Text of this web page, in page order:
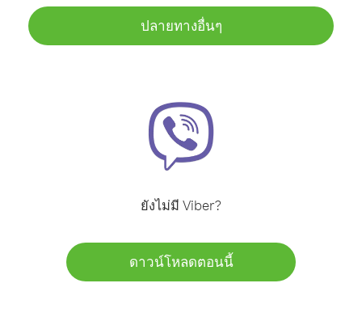
ปลายทางอื่นๆ
ยังไม่มี Viber?
ดาวน์โหลดตอนนี้